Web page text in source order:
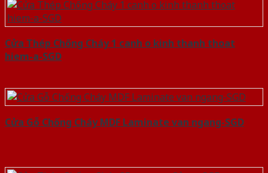
Cửa Thép Chống Cháy 1 canh o kinh thanh thoat
hiem-a-SGD
Cửa Gỗ Chống Cháy MDF Laminate van ngang-SGD